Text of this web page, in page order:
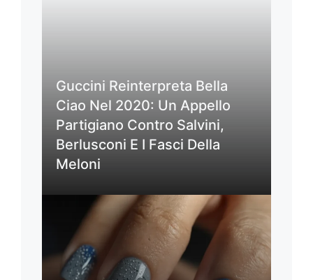
Guccini Reinterpreta Bella
Ciao Nel 2020: Un Appello
Partigiano Contro Salvini,
Berlusconi E I Fasci Della
Meloni